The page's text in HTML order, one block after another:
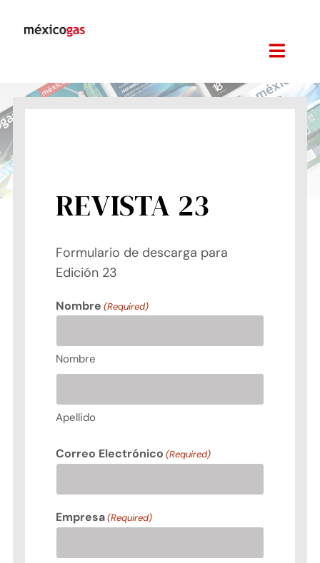
Toggle
Eventos
Precio del Gas LP
Diplomado en Gas LP
Contacto
REVISTA 23
Formulario de descarga para
Edición 23
Nombre (Required)
Nombre
Apellido
Correo Electrónico (Required)
Empresa(Required)